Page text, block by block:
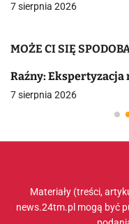
7 sierpnia 2026
MOŻE CI SIĘ
Raźny: Ekspertyzacja
7 sierpnia 2026
Materiały (treści,
news.24tm.pl mogą być